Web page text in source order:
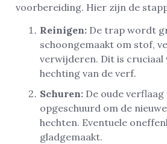
voorbereiding. Hier zijn de
Reinigen: De trap wordt
schoongemaakt om stof,
verwijderen. Dit is cruciaal
hechting van de verf.
Schuren: De oude
opgeschuurd om de
hechten. Eventuele
gladgemaakt.